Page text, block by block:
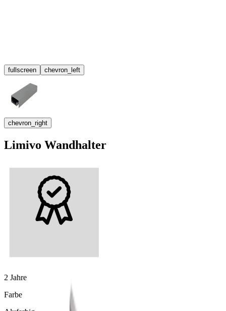
fullscreen chevron_left
chevron_right
Limivo Wandhalter
2 Jahre
Farbe